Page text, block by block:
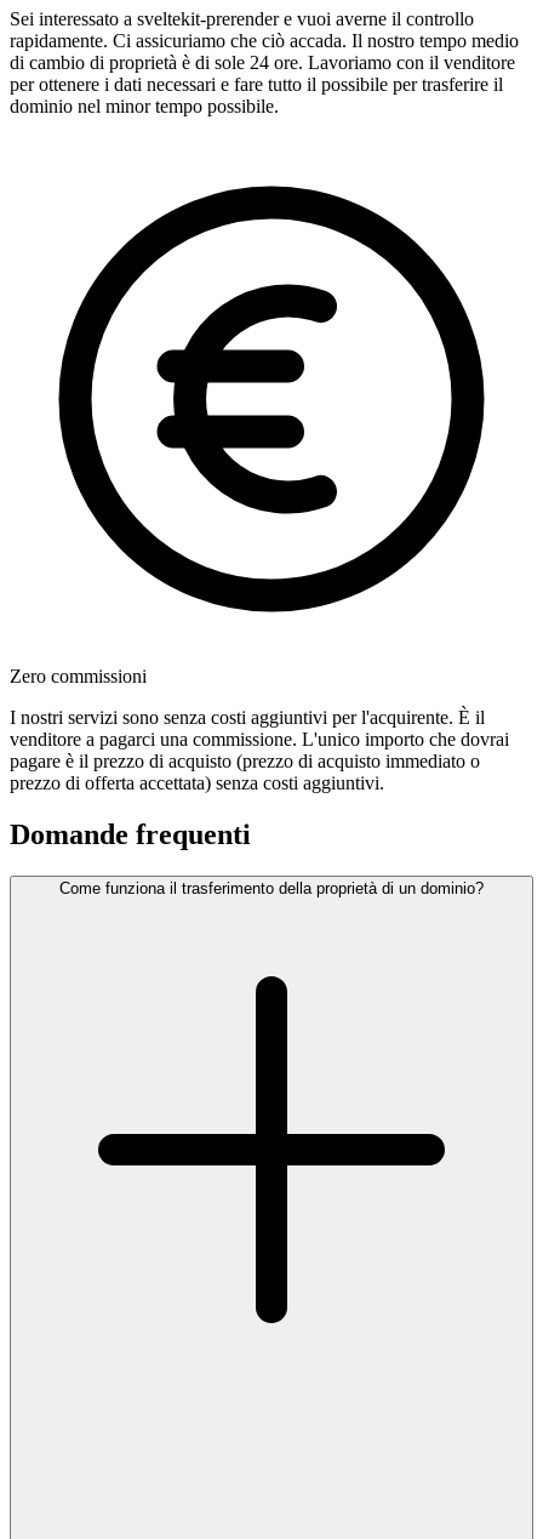
Sei interessato a sveltekit-prerender e vuoi averne il controllo
rapidamente. Ci assicuriamo che ciò accada. Il nostro tempo medio
di cambio di proprietà è di sole 24 ore. Lavoriamo con il venditore
per ottenere i dati necessari e fare tutto il possibile per trasferire il
dominio nel minor tempo possibile.
Zero commissioni
I nostri servizi sono senza costi aggiuntivi per l'acquirente. È il
venditore a pagarci una commissione. L'unico importo che dovrai
pagare è il prezzo di acquisto (prezzo di acquisto immediato o
prezzo di offerta accettata) senza costi aggiuntivi.
Domande frequenti
Come funziona il trasferimento della proprietà di un dominio?